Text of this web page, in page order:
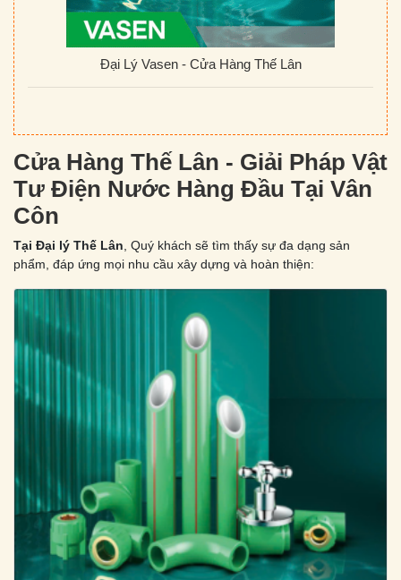
Đại Lý Vasen - Cửa Hàng Thế Lân
Cửa Hàng Thế Lân - Giải Pháp Vật
Tư Điện Nước Hàng Đầu Tại Vân
Côn
Tại Đại lý Thế Lân , Quý khách sẽ tìm thấy sự đa dạng sản
phẩm, đáp ứng mọi nhu cầu xây dựng và hoàn thiện: